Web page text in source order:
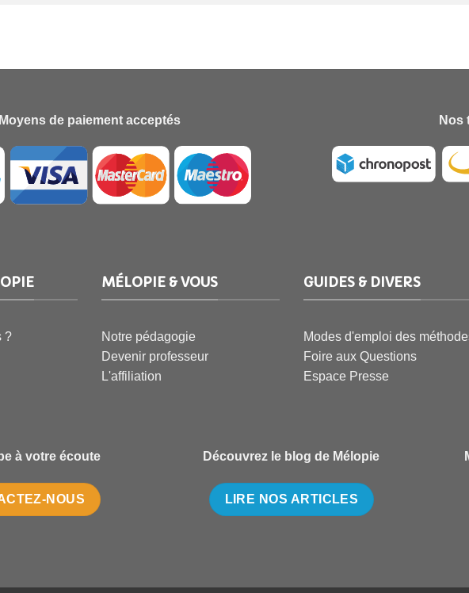
Moyens de paiement acceptés Nos
?
MÉLOPIE & VOUS
Notre pédagogie
Devenir professeur
L'affiliation
GUIDES & DIVERS
Modes d'emploi des
Foire aux Questions
Espace Presse
à votre écoute
NOUS
Découvrez le blog de Mélopie
LIRE NOS ARTICLES